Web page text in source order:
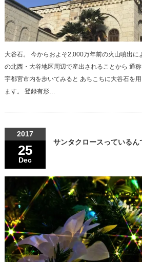
大谷石。 今からおよそ2,000万年前の火山噴出に
の北西・大谷地区周辺で産出されることから 通
宇都宮市内を歩いてみると あちこちに大谷石を
ます。 登録有形…
2017
25
Dec
サンタクロースっているん